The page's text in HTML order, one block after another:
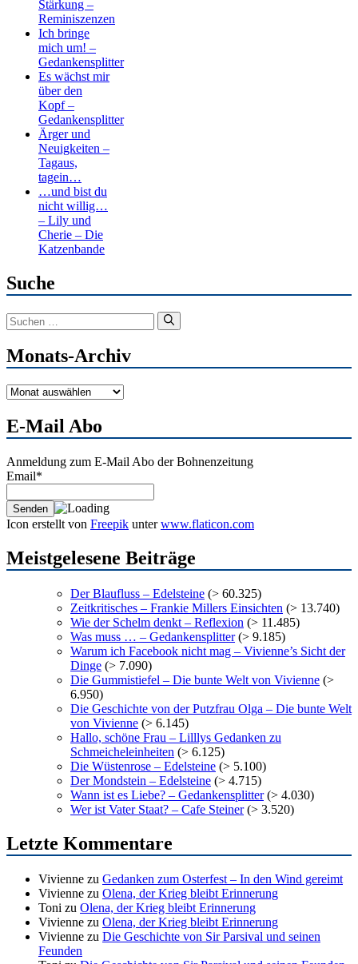
Stärkung –
Reminiszenzen
Ich bringe
mich um! –
Gedankensplitter
Es wächst mir
über den
Kopf –
Gedankensplitter
Ärger und
Neuigkeiten –
Tagaus,
tagein…
…und bist du
nicht willig…
– Lily und
Cherie – Die
Katzenbande
Suche
Suchen
nach:
Monats-Archiv
Monats-
E-Mail Abo
Anmeldung zum E-Mail Abo der Bohnenzeitung
Email*
Icon erstellt von Freepik unterwww.flaticon.com
Meistgelesene Beiträge
Der Blaufluss – Edelsteine (> 60.325)
Zeitkritisches – Frankie Millers Einsichten (> 13.740)
Wie der Schelm denkt – Reflexion (> 11.485)
Was muss … – Gedankensplitter(> 9.185)
Warum ich Facebook nicht mag – Vivienne’s Sicht der
Dinge (> 7.090)
Die Gummistiefel – Die bunte Welt von Vivienne (>
6.950)
Die Geschichte von der Putzfrau Olga – Die bunte Welt
von Vivienne (> 6.145)
Hallo, schöne Frau – Lilllys Gedanken zu
Schmeicheleinheiten (> 6.125)
Die Wüstenrose – Edelsteine (> 5.100)
Der Mondstein – Edelsteine (> 4.715)
Wann ist es Liebe? – Gedankensplitter(> 4.030)
Wer ist Vater Staat? – Cafe Steiner(> 3.520)
Letzte Kommentare
Vivienne zu Gedanken zum Osterfest – In den Wind gereimt
Vivienne zu Olena, der Krieg bleibt Erinnerung
Toni zu Olena, der Krieg bleibt Erinnerung
Vivienne zu Olena, der Krieg bleibt Erinnerung
Vivienne zu Die Geschichte von Sir Parsival und seinen
Feunden